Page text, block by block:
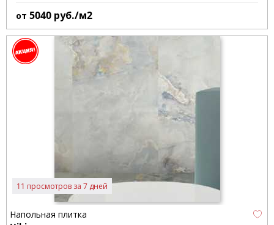
от 5040 руб./м2
11 просмотров за 7 дней
Напольная плитка